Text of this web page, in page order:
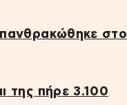
στο
της πήρε 3.100